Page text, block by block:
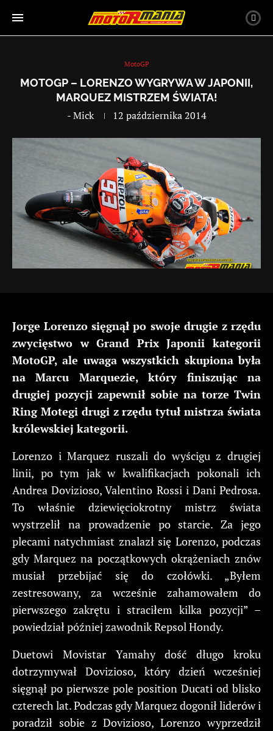
MotoGP
MOTOGP – LORENZO WYGRYWA W JAPONII,
MARQUEZ MISTRZEM ŚWIATA!
-Mick 12 października 2014
Jorge Lorenzo sięgnął po swoje drugie z rzędu
zwycięstwo w Grand Prix Japonii kategorii
MotoGP, ale uwaga wszystkich skupiona była
na Marcu Marquezie, który finiszując na
drugiej pozycji zapewnił sobie na torze Twin
Ring Motegi drugi z rzędu tytuł mistrza świata
królewskiej kategorii.
Lorenzo i Marquez ruszali do wyścigu z drugiej
linii, po tym jak w kwalifikacjach pokonali ich
Andrea Dovizioso, Valentino Rossi i Dani Pedrosa.
To właśnie dziewięciokrotny mistrz świata
wystrzelił na prowadzenie po starcie. Za jego
plecami natychmiast znalazł się Lorenzo, podczas
gdy Marquez na początkowych okrążeniach znów
musiał przebijać się do czołówki. „Byłem
zestresowany, za wcześnie zahamowałem do
pierwszego zakrętu i straciłem kilka pozycji” –
powiedział później zawodnik Repsol Hondy.
Duetowi Movistar Yamahy dość długo kroku
dotrzymywał Dovizioso, który dzień wcześniej
sięgnął po pierwsze pole position Ducati od blisko
czterech lat. Podczas gdy Marquez dogonił liderów i
poradził sobie z Dovizioso, Lorenzo wyprzedził